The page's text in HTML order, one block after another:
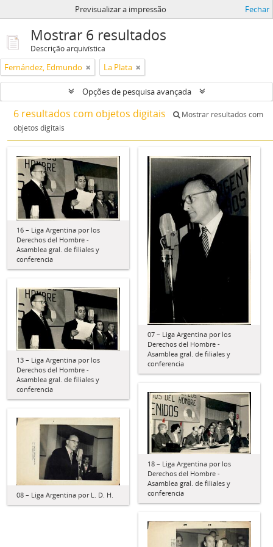
Previsualizar a impressão Fechar
Mostrar 6 resultados
Descrição arquivística
Fernández, Edmundo La Plata
Opções de pesquisa avançada
6 resultados com objetos digitais
Mostrar resultados com
objetos digitais
16 – Liga Argentina por los
Derechos del Hombre -
Asamblea gral. de filiales y
conferencia
07 – Liga Argentina por los
Derechos del Hombre -
Asamblea gral. de filiales y
conferencia
13 – Liga Argentina por los
Derechos del Hombre -
Asamblea gral. de filiales y
conferencia
18 – Liga Argentina por los
Derechos del Hombre -
Asamblea gral. de filiales y
conferencia
08 – Liga Argentina por L. D. H.